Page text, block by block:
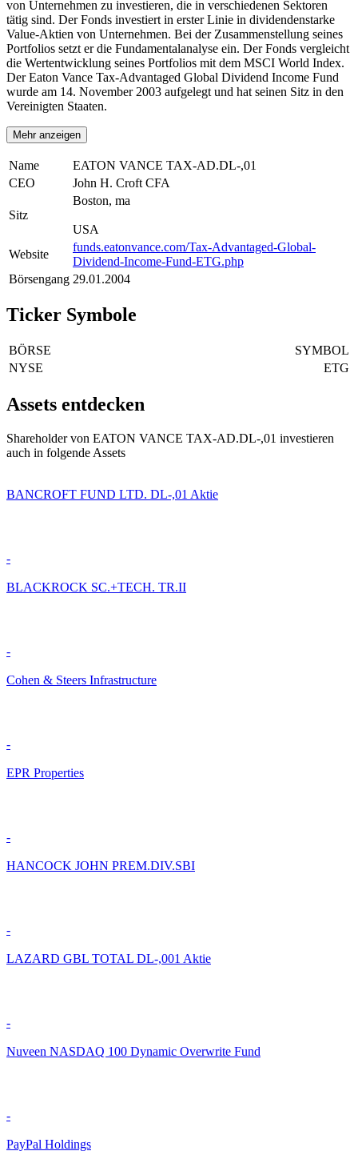
von Unternehmen zu investieren, die in verschiedenen Sektoren
tätig sind. Der Fonds investiert in erster Linie in dividendenstarke
Value-Aktien von Unternehmen. Bei der Zusammenstellung seines
Portfolios setzt er die Fundamentalanalyse ein. Der Fonds vergleicht
die Wertentwicklung seines Portfolios mit dem MSCI World Index.
Der Eaton Vance Tax-Advantaged Global Dividend Income Fund
wurde am 14. November 2003 aufgelegt und hat seinen Sitz in den
Vereinigten Staaten.
Mehr anzeigen
Name
EATON VANCE TAX-AD.DL-,01
CEO
John H. Croft CFA
Sitz
Boston, ma
USA
Website
funds.eatonvance.com/Tax-Advantaged-Global-
Dividend-Income-Fund-ETG.php
Börsengang 29.01.2004
Ticker Symbole
BÖRSE
SYMBOL
NYSE
ETG
Assets entdecken
Shareholder von EATON VANCE TAX-AD.DL-,01 investieren
auch in folgende Assets
BANCROFT FUND LTD. DL-,01 Aktie
-
BLACKROCK SC.+TECH. TR.II
-
Cohen & Steers Infrastructure
-
EPR Properties
-
HANCOCK JOHN PREM.DIV.SBI
-
LAZARD GBL TOTAL DL-,001 Aktie
-
Nuveen NASDAQ 100 Dynamic Overwrite Fund
-
PayPal Holdings